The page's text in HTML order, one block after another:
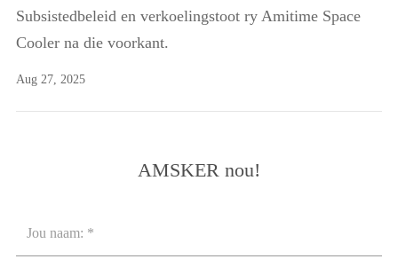
Subsistedbeleid en verkoelingstoot ry Amitime Space
Cooler na die voorkant.
Aug 27, 2025
AMSKER nou!